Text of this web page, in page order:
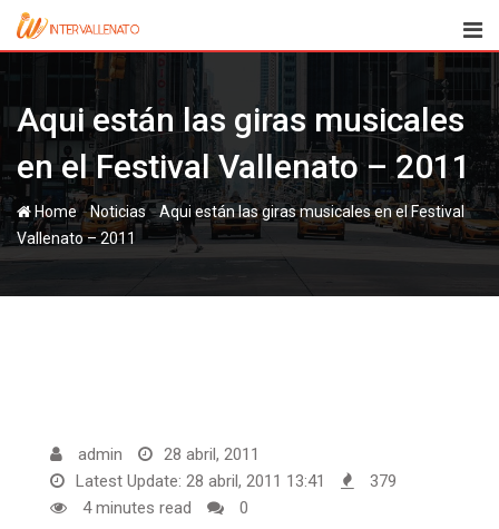
Skip
Aqui están las giras musicales
en el Festival Vallenato – 2011
Home-Noticias-Aqui están las giras musicales en el Festival
Vallenato – 2011
admin
28 abril, 2011
Latest Update: 28 abril, 2011 13:41
379
4 minutes read
0